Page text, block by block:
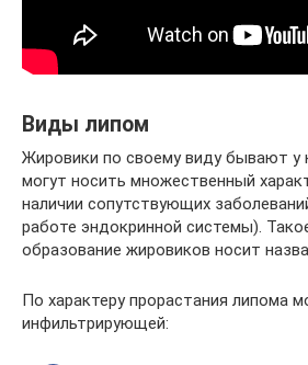
Виды липом
Жировики по своему виду бывают у
могут носить множественный
наличии сопутствующих
работе эндокринной системы).
образование жировиков носит
По характеру прорастания липома
инфильтрирующей: